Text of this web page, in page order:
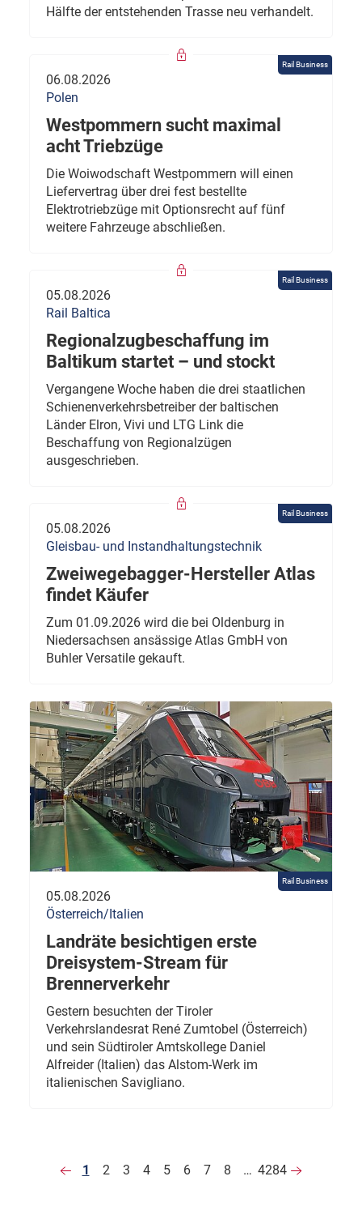
Hälfte der entstehenden Trasse neu verhandelt.
Rail Business
06.08.2026
Polen
Westpommern sucht maximal
acht Triebzüge
Die Woiwodschaft Westpommern will einen
Liefervertrag über drei fest bestellte
Elektrotriebzüge mit Optionsrecht auf fünf
weitere Fahrzeuge abschließen.
Rail Business
05.08.2026
Rail Baltica
Regionalzugbeschaffung im
Baltikum startet – und stockt
Vergangene Woche haben die drei staatlichen
Schienenverkehrsbetreiber der baltischen
Länder Elron, Vivi und LTG Link die
Beschaffung von Regionalzügen
ausgeschrieben.
Rail Business
05.08.2026
Gleisbau- und Instandhaltungstechnik
Zweiwegebagger-Hersteller Atlas
findet Käufer
Zum 01.09.2026 wird die bei Oldenburg in
Niedersachsen ansässige Atlas GmbH von
Buhler Versatile gekauft.
Rail Business
05.08.2026
Österreich/Italien
Landräte besichtigen erste
Dreisystem-Stream für
Brennerverkehr
Gestern besuchten der Tiroler
Verkehrslandesrat René Zumtobel (Österreich)
und sein Südtiroler Amtskollege Daniel
Alfreider (Italien) das Alstom-Werk im
italienischen Savigliano.
1 2 3 4 5 6 7 8 … 4284